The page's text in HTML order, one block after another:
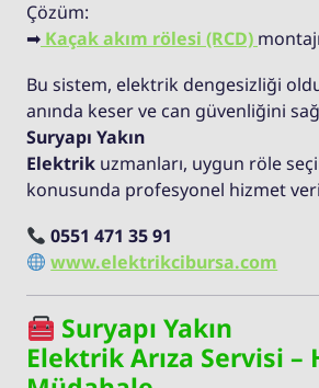
Çözüm:
➡ Kaçak akım rölesi (RCD)
Bu sistem, elektrik dengesizliği
anında keser ve can güvenliğini
Suryapı Yakın
Elektrik uzmanları, uygun röle
konusunda profesyonel hizmet
0551 471 35 91
www.elektrikcibursa.com
Suryapı Yakın
Elektrik Arıza Servisi –